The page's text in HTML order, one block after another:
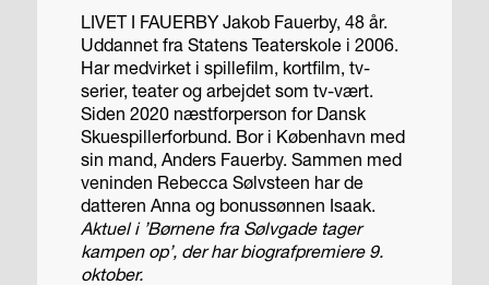
LIVET I FAUERBY Jakob Fauerby, 48 år.
Uddannet fra Statens Teaterskole i 2006.
Har medvirket i spillefilm, kortfilm, tv-
serier, teater og arbejdet som tv-vært.
Siden 2020 næstforperson for Dansk
Skuespillerforbund. Bor i København med
sin mand, Anders Fauerby. Sammen med
veninden Rebecca Sølvsteen har de
datteren Anna og bonussønnen Isaak.
Aktuel i ’Børnene fra Sølvgade tager
kampen op’, der har biografpremiere 9.
oktober.